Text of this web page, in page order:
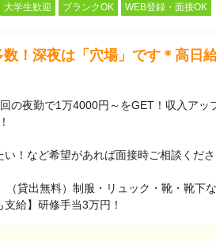
大学生歓迎 ブランクOK WEB登録・面接OK
！深夜は「穴場」です＊高日
の夜勤で1万4000円～をGET！収入アッ
！など希望があれば面接時ご相談くださ
貸出無料）制服・リュック・靴・靴下
給】研修手当3万円！